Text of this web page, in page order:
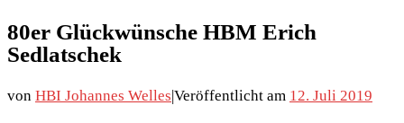
80er Glückwünsche HBM Erich
Sedlatschek
von HBI Johannes Welles|Veröffentlicht am 12. Juli 2019